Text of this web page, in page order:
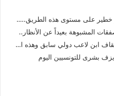
هذه الطريق..وهذه حصيلة الضحايا
المشبوهة بعيداً عن الأنظار..
دولي سابق وهذه التهم الموجّهة إليه
بشرى للتونسيين اليوم